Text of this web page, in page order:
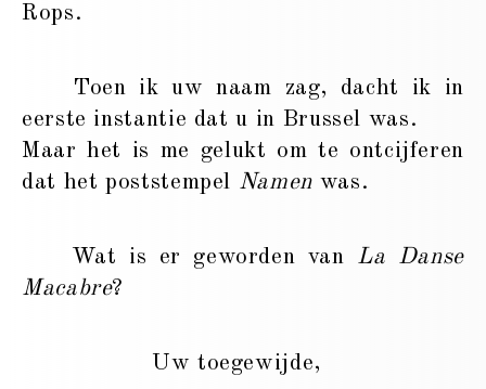
Rops.
Toen ik uw naam zag, dacht ik in
eerste instantie dat u in Brussel was.
Maar het is me gelukt om te ontcijferen
dat het poststempel Namenwas.
Wat is er geworden van La Danse
Macabre?
Uw toegewijde,